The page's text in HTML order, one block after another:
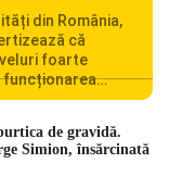
din România,
că
foarte
funcționarea
se confruntă
punct de vedere
de gravidă.
Simion, însărcinată